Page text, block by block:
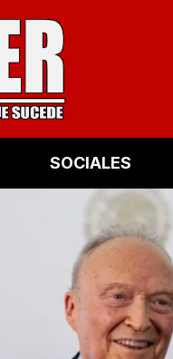
SOCIALES